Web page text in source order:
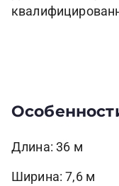
Длина: 36 м
Ширина: 7,6 м